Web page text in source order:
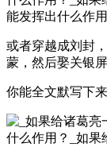
或者穿越成刘封
蒙，然后娶关银
你能全文默写下